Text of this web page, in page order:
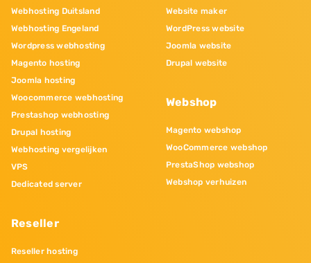
Webhosting Duitsland
Webhosting Engeland
Wordpress webhosting
Magento hosting
Joomla hosting
Woocommerce webhosting
Prestashop webhosting
Drupal hosting
Webhosting vergelijken
VPS
Dedicated server
Reseller
Reseller hosting
Website maker
WordPress website
Joomla website
Drupal website
Webshop
Magento webshop
WooCommerce webshop
PrestaShop webshop
Webshop verhuizen